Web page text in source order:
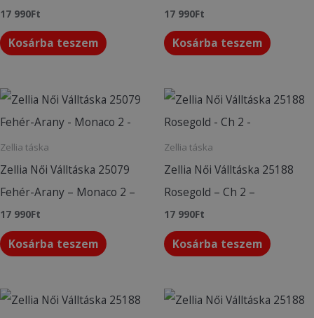
17 990Ft
Kosárba teszem
17 990Ft
Kosárba teszem
Zellia táska
Zellia Női Válltáska 25079
Fehér-Arany – Monaco 2 –
17 990Ft
Kosárba teszem
Zellia táska
Zellia Női Válltáska 25188
Rosegold – Ch 2 –
17 990Ft
Kosárba teszem